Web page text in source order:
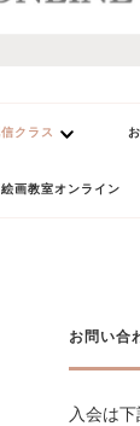
クラス
画教室オンライン
お問い合
入会は